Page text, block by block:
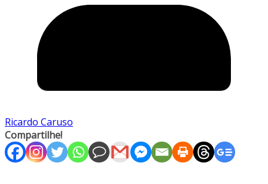
Ricardo Caruso
Compartilhe!